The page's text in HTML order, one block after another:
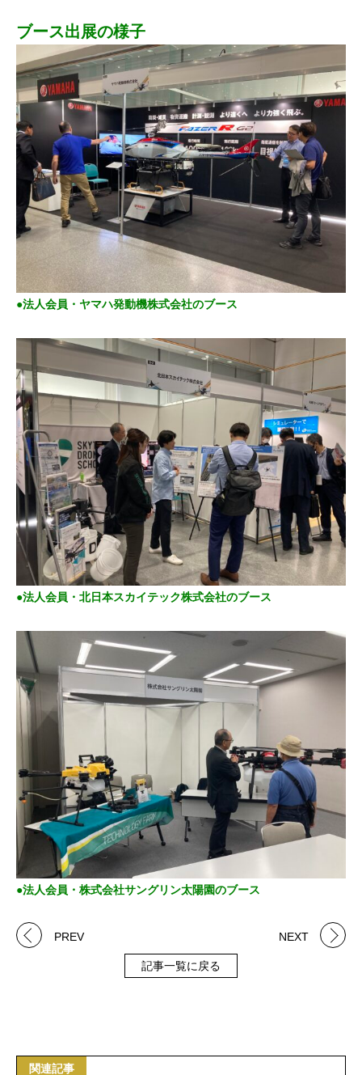
ブース出展の様子
●法人会員・ヤマハ発動機株式会社のブース
●法人会員・北日本スカイテック株式会社のブース
●法人会員・株式会社サングリン太陽園のブース
PREV
記事一覧に戻る
NEXT
関連記事